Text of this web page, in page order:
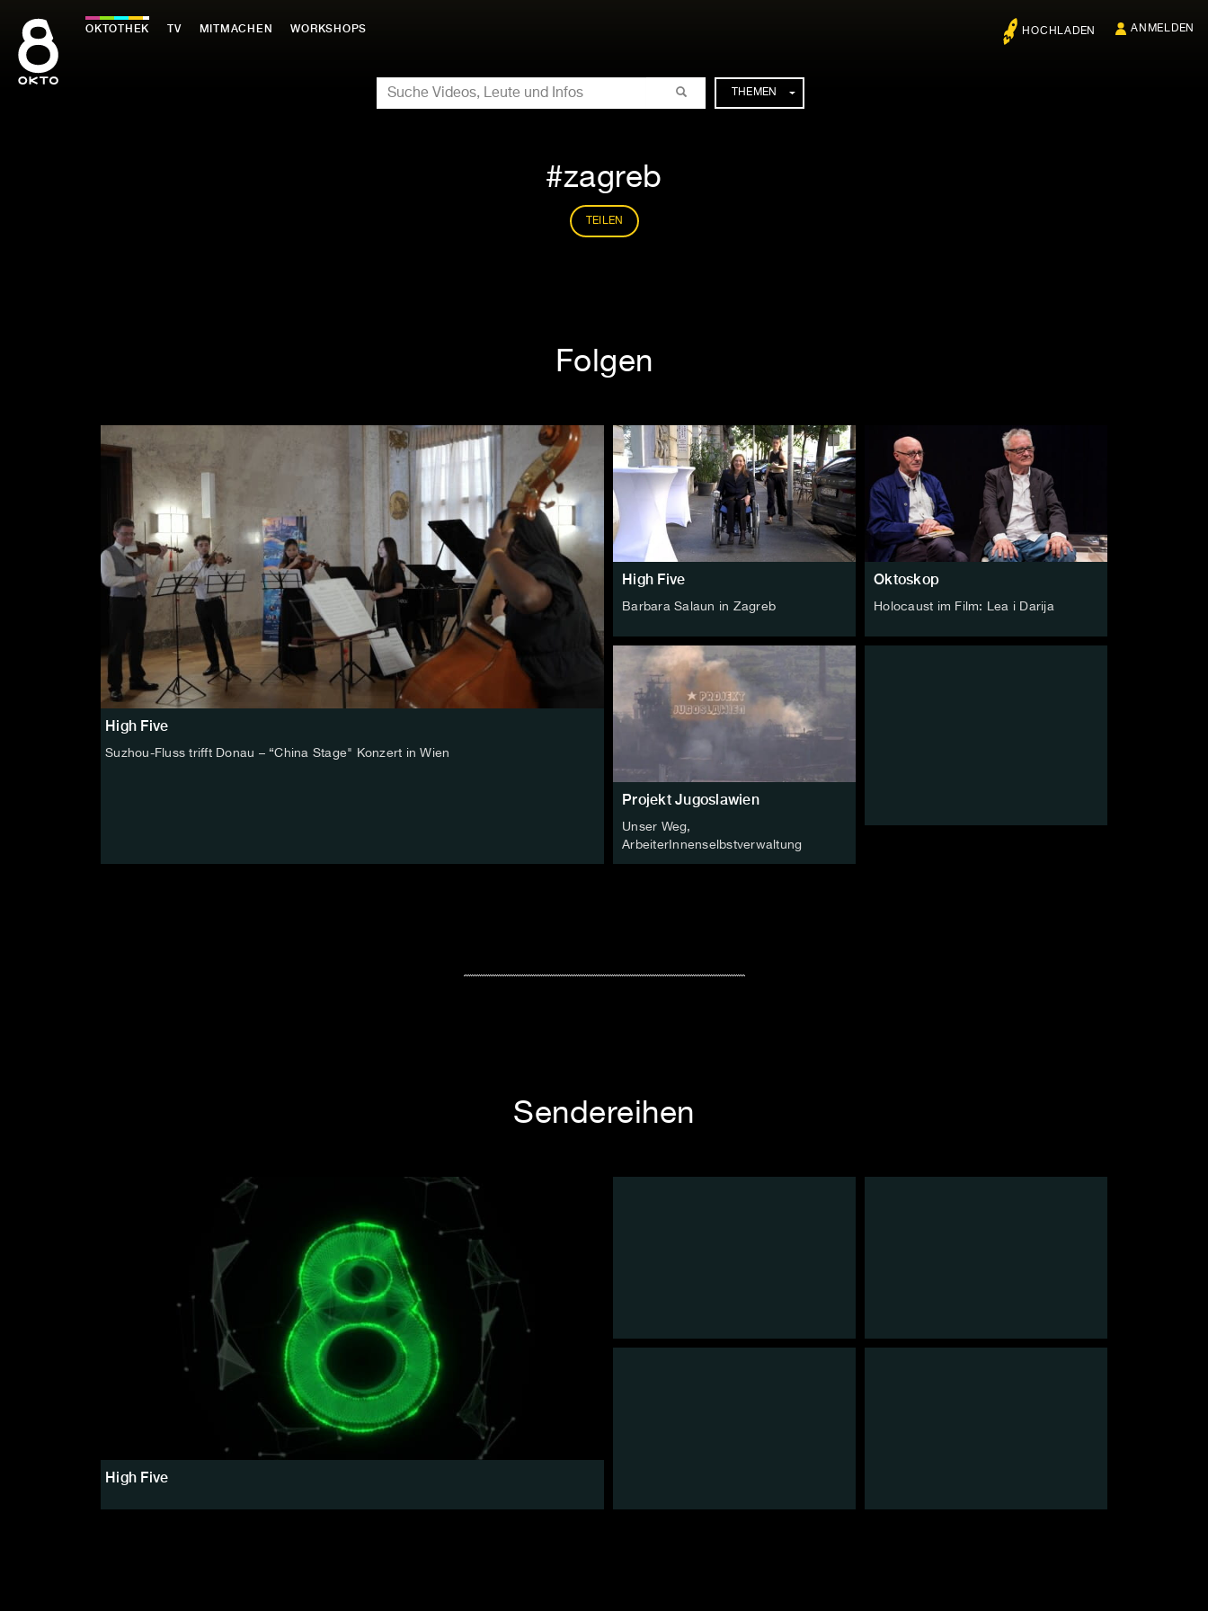
Inhalt
springen
OKTOTHEK TV MITMACHEN WORKSHOPS HOCHLADEN ANMELDEN
SUCHE
THEMEN
zagreb
TEILEN
Folgen
High Five
Suzhou-Fluss trifft Donau – “China Stage" Konzert in Wien
High Five
Barbara Salaun in Zagreb
Oktoskop
Holocaust im Film: Lea i Darija
Projekt Jugoslawien
Unser Weg,
ArbeiterInnenselbstverwaltung
Sendereihen
High Five